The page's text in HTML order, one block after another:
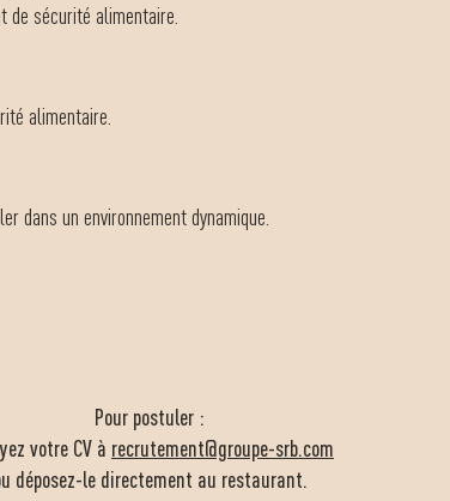
de sécurité alimentaire.
alimentaire.
dans un environnement dynamique.
Pour postuler :
votre CV à recrutement@groupe-srb.com
déposez-le directement au restaurant.